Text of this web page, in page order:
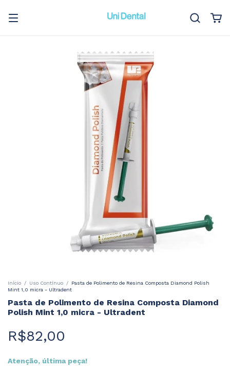
Início / Uso Contínuo /
Pasta de Polimento de Resina Composta Diamond Polish
Mint 1,0 micra - Ultradent
Pasta de Polimento de Resina Composta Diamond
Polish Mint 1,0 micra - Ultradent
R$82,00
Atenção, última peça!